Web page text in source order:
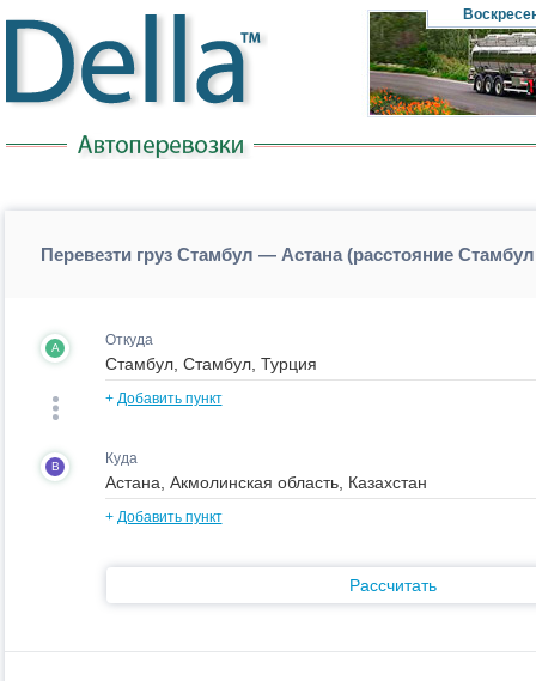
Перевезти груз Стамбул — Астана (расстояние
A Откуда
+ Добавить пункт
B Куда
+ Добавить пункт
Рассчитать